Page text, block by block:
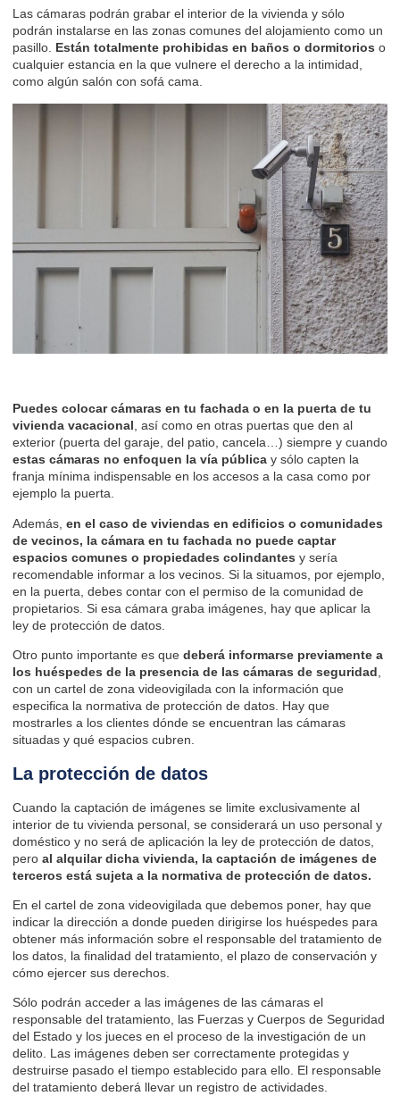
Las cámaras podrán grabar el interior de la vivienda y sólo
podrán instalarse en las zonas comunes del alojamiento como un
pasillo. Están totalmente prohibidas en baños o dormitorios o
cualquier estancia en la que vulnere el derecho a la intimidad,
como algún salón con sofá cama.
Puedes colocar cámaras en tu fachada o en la puerta de tu
vivienda vacacional, así como en otras puertas que den al
exterior (puerta del garaje, del patio, cancela…) siempre y cuando
estas cámaras no enfoquen la vía pública y sólo capten la
franja mínima indispensable en los accesos a la casa como por
ejemplo la puerta.
Además, en el caso de viviendas en edificios o comunidades
de vecinos, la cámara en tu fachada no puede captar
espacios comunes o propiedades colindantes y sería
recomendable informar a los vecinos. Si la situamos, por ejemplo,
en la puerta, debes contar con el permiso de la comunidad de
propietarios. Si esa cámara graba imágenes, hay que aplicar la
ley de protección de datos.
Otro punto importante es que deberá informarse previamente a
los huéspedes de la presencia de las cámaras de seguridad,
con un cartel de zona videovigilada con la información que
especifica la normativa de protección de datos. Hay que
mostrarles a los clientes dónde se encuentran las cámaras
situadas y qué espacios cubren.
La protección de datos
Cuando la captación de imágenes se limite exclusivamente al
interior de tu vivienda personal, se considerará un uso personal y
doméstico y no será de aplicación la ley de protección de datos,
pero al alquilar dicha vivienda, la captación de imágenes de
terceros está sujeta a la normativa de protección de datos.
En el cartel de zona videovigilada que debemos poner, hay que
indicar la dirección a donde pueden dirigirse los huéspedes para
obtener más información sobre el responsable del tratamiento de
los datos, la finalidad del tratamiento, el plazo de conservación y
cómo ejercer sus derechos.
Sólo podrán acceder a las imágenes de las cámaras el
responsable del tratamiento, las Fuerzas y Cuerpos de Seguridad
del Estado y los jueces en el proceso de la investigación de un
delito. Las imágenes deben ser correctamente protegidas y
destruirse pasado el tiempo establecido para ello. El responsable
del tratamiento deberá llevar un registro de actividades.